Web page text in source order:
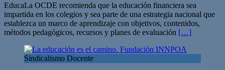
EducaLa OCDE recomienda que la educación financiera sea
impartida en los colegios y sea parte de una estrategia nacional que
establezca un marco de aprendizaje con objetivos, contenidos,
métodos pedagógicos, recursos y planes de evaluación […]
Sindicalismo Docente